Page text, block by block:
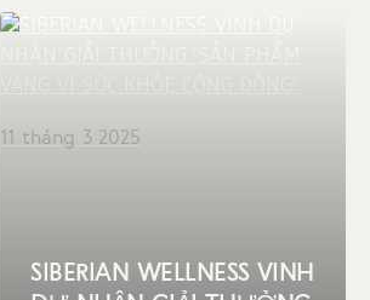
SIBERIAN WELLNESS VINH
11 tháng 3 2025